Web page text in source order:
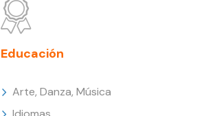
Educación
Arte, Danza, Música